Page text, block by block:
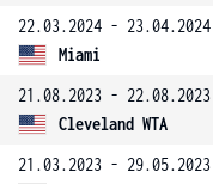
22.03.2024 - 23.04.2024
Miami
21.08.2023 - 22.08.2023
Cleveland WTA
21.03.2023 - 29.05.2023